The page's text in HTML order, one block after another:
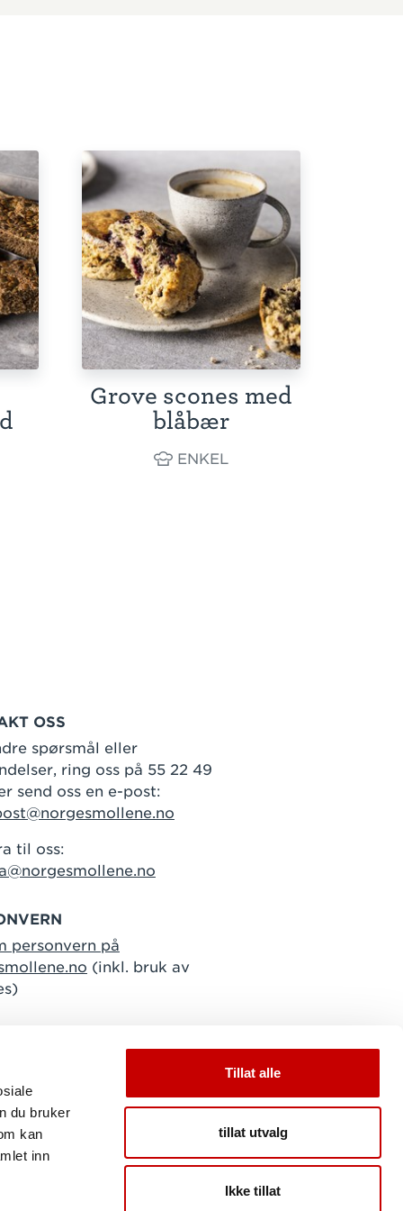
du bruker
kan
inn
Tillat alle
tillat utvalg
Ikke tillat
Grove scones med
blåbær
ENKEL
OSS
spørsmål eller
ring oss på 55 22 49
send oss en e-post:
til oss:
personvern på
(inkl. bruk av